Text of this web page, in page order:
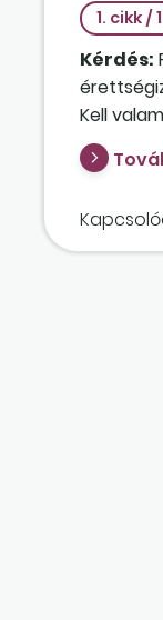
1. cikk / 1
Kérdés:
Kell